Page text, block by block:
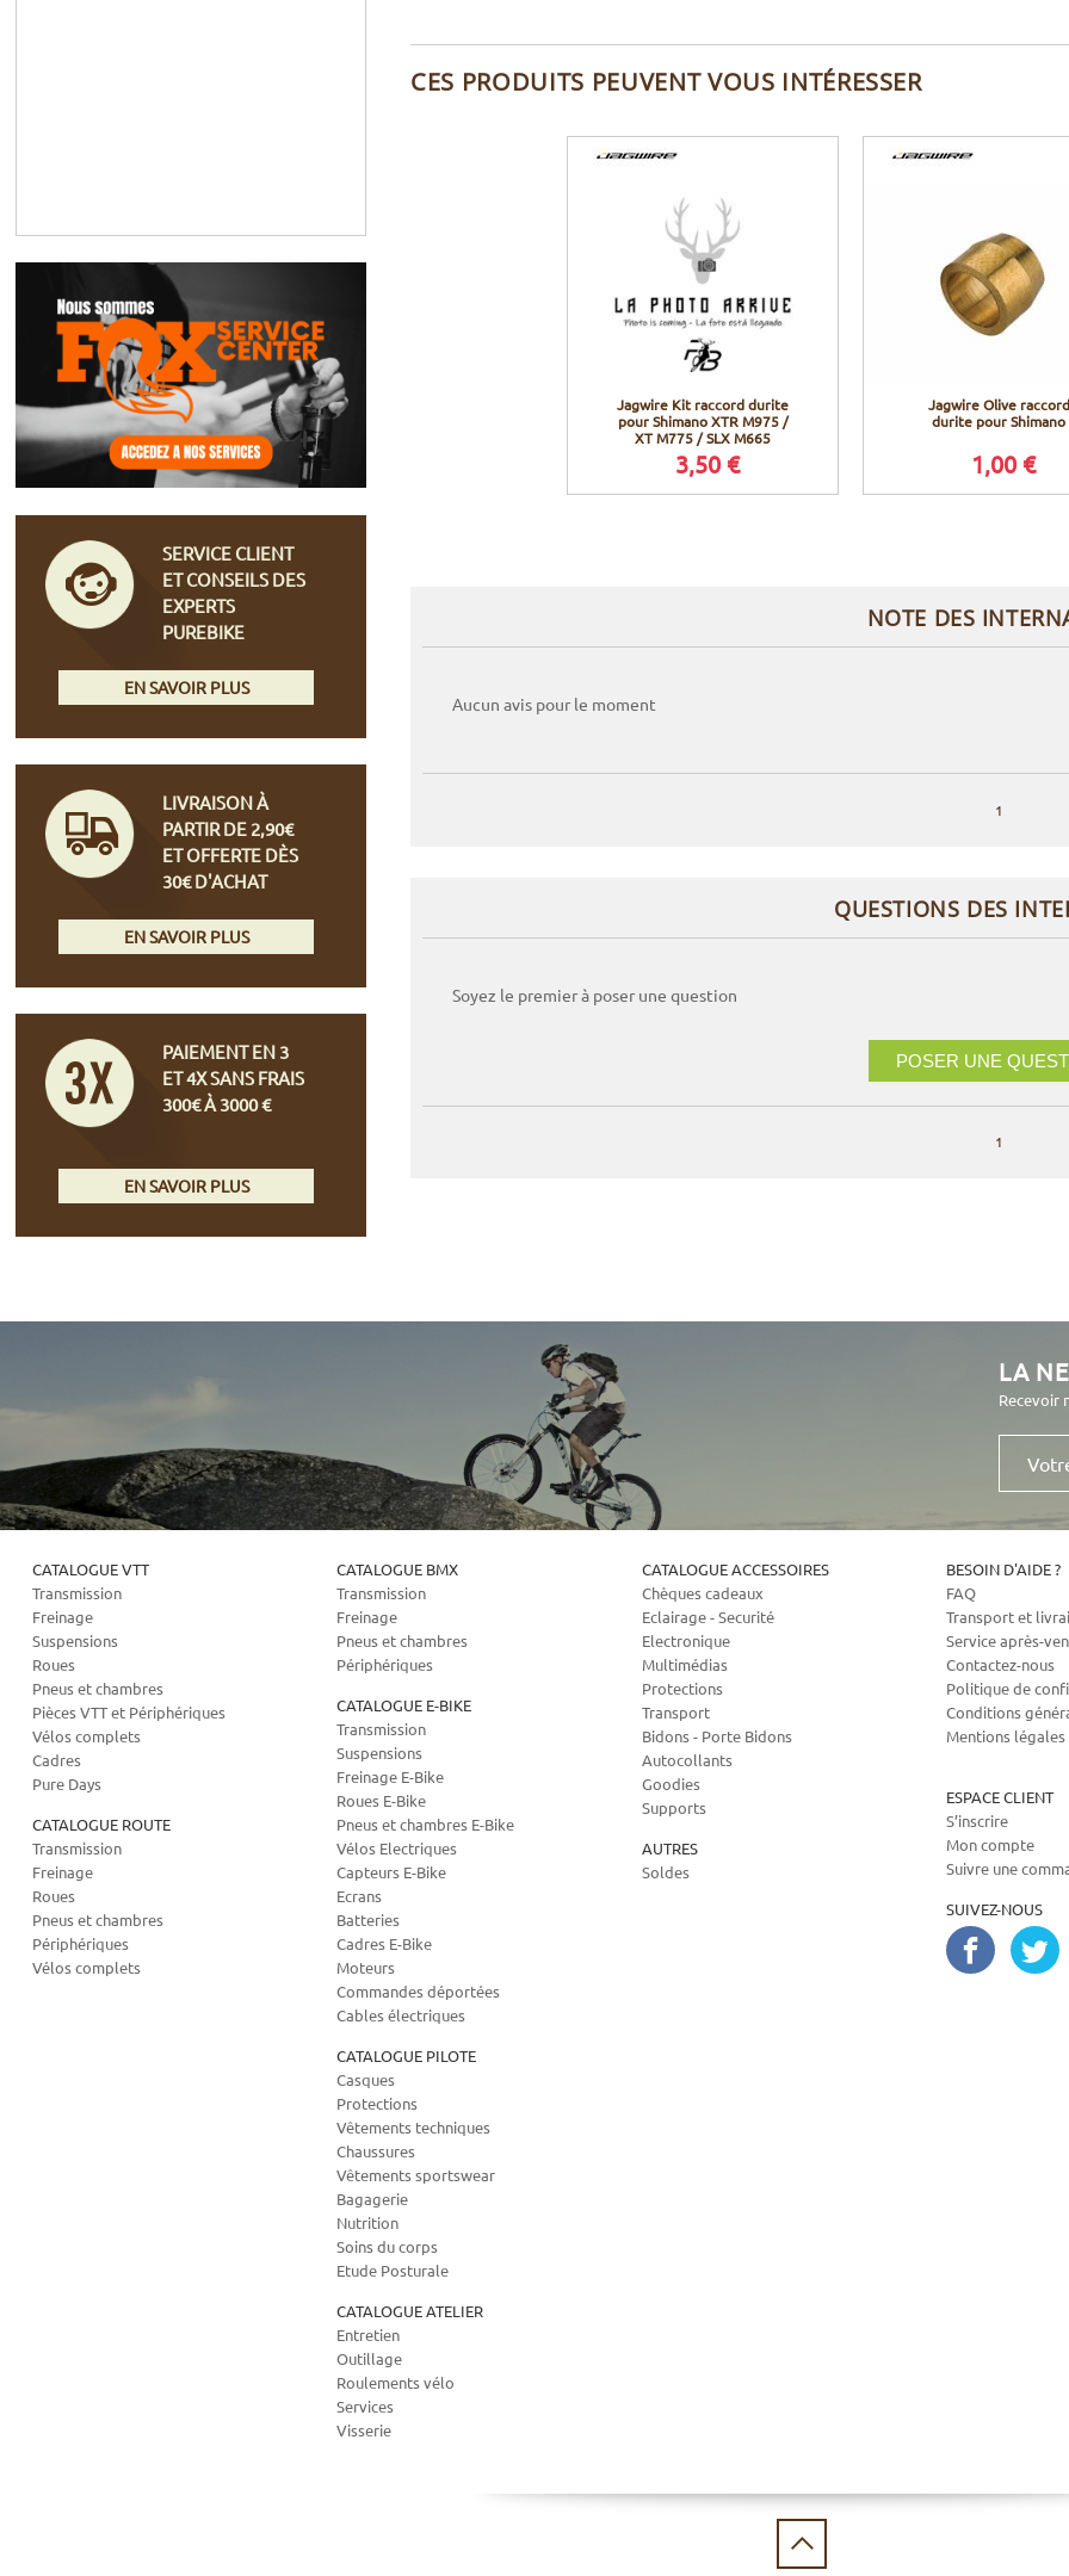
CES PRODUITS PEUVENT VOUS INTÉRESSER
Jagwire Kit raccord durite
pour Shimano XTR M975 /
XT M775 / SLX M665
3,50 €
Jagwire Olive raccord
durite pour Shimano
1,00 €
NOTE DES
Aucun avis pour le moment
1
QUESTIONS DES
Soyez le premier à poser une question
POSER UNE
1
SERVICE CLIENT
ET CONSEILS DES
EXPERTS
PUREBIKE
EN SAVOIR PLUS
LIVRAISON À
PARTIR DE 2,90€
ET OFFERTE DÈS
30€ D'ACHAT
EN SAVOIR PLUS
PAIEMENT EN 3
ET 4X SANS FRAIS
300€ À 3000 €
EN SAVOIR PLUS
LA
Recevoir
Votre
mail
CATALOGUE VTT
Transmission
Freinage
Suspensions
Roues
Pneus et chambres
Pièces VTT et Périphériques
Vélos complets
Cadres
Pure Days
CATALOGUE ROUTE
Transmission
Freinage
Roues
Pneus et chambres
Périphériques
Vélos complets
CATALOGUE BMX
Transmission
Freinage
Pneus et chambres
Périphériques
CATALOGUE E-BIKE
Transmission
Suspensions
Freinage E-Bike
Roues E-Bike
Pneus et chambres E-Bike
Vélos Electriques
Capteurs E-Bike
Ecrans
Batteries
Cadres E-Bike
Moteurs
Commandes déportées
Cables électriques
CATALOGUE PILOTE
Casques
Protections
Vêtements techniques
Chaussures
Vêtements sportswear
Bagagerie
Nutrition
Soins du corps
Etude Posturale
CATALOGUE ATELIER
Entretien
Outillage
Roulements vélo
Services
Visserie
CATALOGUE ACCESSOIRES
Chèques cadeaux
Eclairage - Securité
Electronique
Multimédias
Protections
Transport
Bidons - Porte Bidons
Autocollants
Goodies
Supports
AUTRES
Soldes
BESOIN D'AIDE ?
FAQ
Transport et
Service après-
Contactez-nous
Politique de
Conditions
Mentions légales
ESPACE CLIENT
S’inscrire
Mon compte
Suivre une
SUIVEZ-NOUS